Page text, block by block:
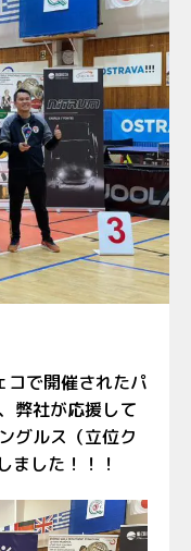
で開催されたパ
弊社が応援して
グルス（立位ク
ました！！！